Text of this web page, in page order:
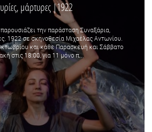
μάρτυρες |1922
την παράσταση Συναξάρια,
1922 σε σκηνοθεσία Μιχαέλας Αντωνίου.
και κάθε Παρασκευή και Σάββατο
στις 18:00, για 11 μόνο π...